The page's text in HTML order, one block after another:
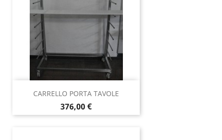
CARRELLO PORTA TAVOLE
Prezzo
376,00 €